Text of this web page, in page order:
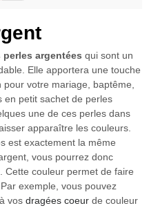
perles argentées qui sont un
Elle apportera une touche
votre mariage, baptême,
en petit sachet de perles
une de ces perles dans
apparaître les couleurs.
est exactement la même
vous pourrez donc
Cette couleur permet de faire
exemple, vous pouvez
vos dragées coeur de couleur